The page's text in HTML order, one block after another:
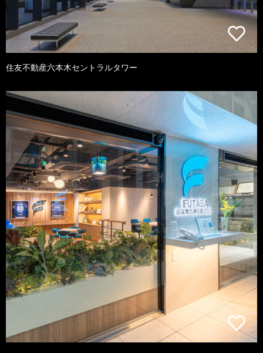
住友不動産六本木セントラルタワー